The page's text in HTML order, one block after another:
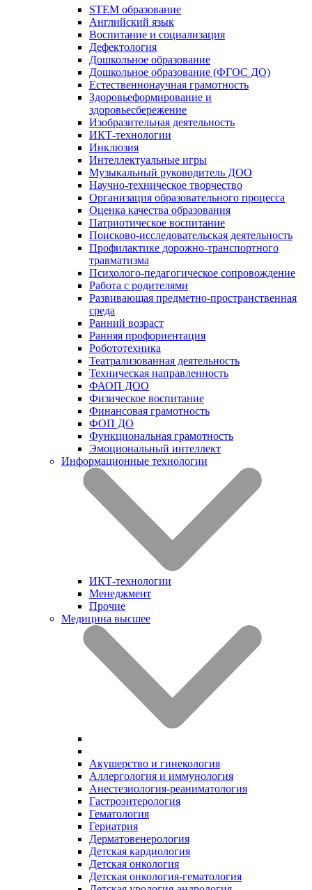
STEM образование
Английский язык
Воспитание и социализация
Дефектология
Дошкольное образование
Дошкольное образование (ФГОС ДО)
Естественнонаучная грамотность
Здоровьеформирование и
здоровьесбережение
Изобразительная деятельность
ИКТ-технологии
Инклюзия
Интеллектуальные игры
Музыкальный руководитель ДОО
Научно-техническое творчество
Организация образовательного процесса
Оценка качества образования
Патриотическое воспитание
Поисково-исследовательская деятельность
Профилактике дорожно-транспортного
травматизма
Психолого-педагогическое сопровождение
Работа с родителями
Развивающая предметно-пространственная
среда
Ранний возраст
Ранняя профориентация
Робототехника
Театрализованная деятельность
Техническая направленность
ФАОП ДОО
Физическое воспитание
Финансовая грамотность
ФОП ДО
Функциональная грамотность
Эмоциональный интеллект
Информационные технологии
ИКТ-технологии
Менеджмент
Прочие
Медицина высшее
Акушерство и гинекология
Аллергология и иммунология
Анестезиология-реаниматология
Гастроэнтерология
Гематология
Гериатрия
Дерматовенерология
Детская кардиология
Детская онкология
Детская онкология-гематология